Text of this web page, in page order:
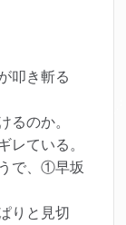
叩き斬る
るのか。
レている。
で、①早坂
りと見切